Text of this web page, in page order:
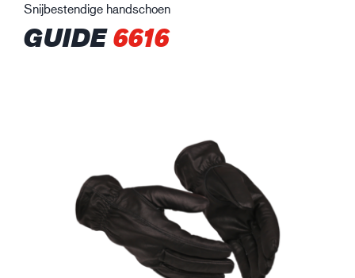
Snijbestendige handschoen
GUIDE6616